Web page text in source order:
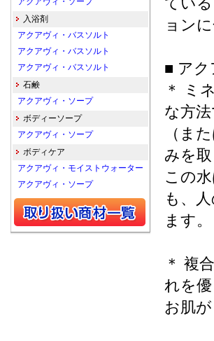
ョン
■ アク
＊ ミ
な方
（ま
みを
この
も、
ます。
＊ 複
れを
お肌
入浴剤
アクアヴィ・バスソルト
アクアヴィ・バスソルト
アクアヴィ・バスソルト
石鹸
アクアヴィ・ソープ
ボディーソープ
アクアヴィ・ソープ
ボディケア
アクアヴィ・モイストウォーター
アクアヴィ・ソープ